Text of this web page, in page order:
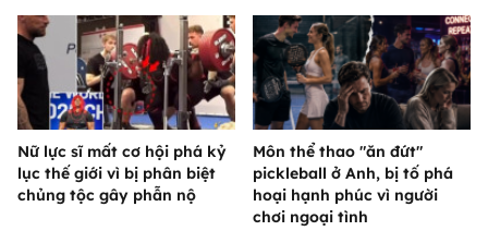
Nữ lực sĩ mất cơ hội phá kỷ
lục thế giới vì bị phân biệt
chủng tộc gây phẫn nộ
Môn thể thao "ăn đứt"
pickleball ở Anh, bị tố phá
hoại hạnh phúc vì người
chơi ngoại tình